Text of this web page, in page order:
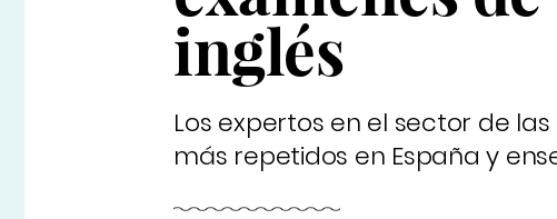
inglés
Los expertos en el sector de
más repetidos en España y